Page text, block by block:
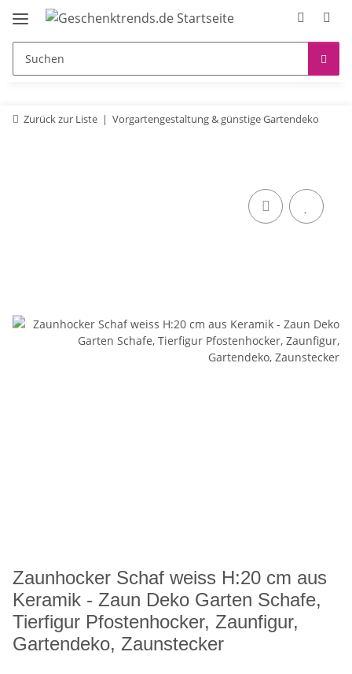
Zurück zur Liste Vorgartengestaltung & günstige Gartendeko
Zaunhocker Schaf weiss H:20 cm aus
Keramik - Zaun Deko Garten Schafe,
Tierfigur Pfostenhocker, Zaunfigur,
Gartendeko, Zaunstecker